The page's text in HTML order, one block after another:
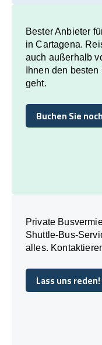
Bester Anbieter
in Cartagena.
auch außerhalb
Ihnen den
geht.
Buchen Sie
Buchen Sie
Private
Shuttle-Bus-
alles.
Lass uns reden!
Lass uns reden!